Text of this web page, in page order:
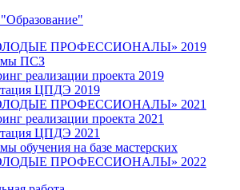
ПРОФЕССИОНАЛЫ» 2019
ПСЗ
реализации проекта 2019
ЦПДЭ 2019
ПРОФЕССИОНАЛЫ» 2021
реализации проекта 2021
ЦПДЭ 2021
обучения на базе мастерских
ПРОФЕССИОНАЛЫ» 2022